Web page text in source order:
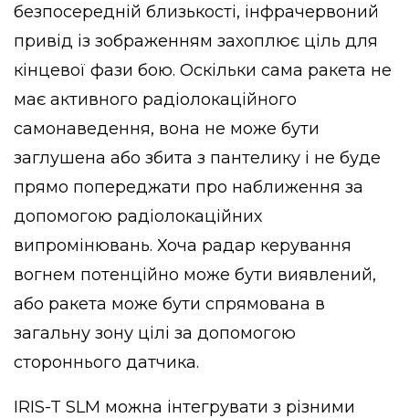
безпосередній близькості, інфрачервоний
привід із зображенням захоплює ціль для
кінцевої фази бою. Оскільки сама ракета не
має активного радіолокаційного
самонаведення, вона не може бути
заглушена або збита з пантелику і не буде
прямо попереджати про наближення за
допомогою радіолокаційних
випромінювань. Хоча радар керування
вогнем потенційно може бути виявлений,
або ракета може бути спрямована в
загальну зону цілі за допомогою
стороннього датчика.
IRIS-T SLM можна інтегрувати з різними